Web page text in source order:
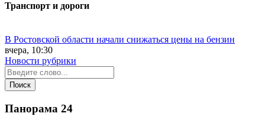
Транспорт и дороги
В Ростовской области начали снижаться цены на бензин
вчера, 10:30
Новости рубрики
Панорама 24